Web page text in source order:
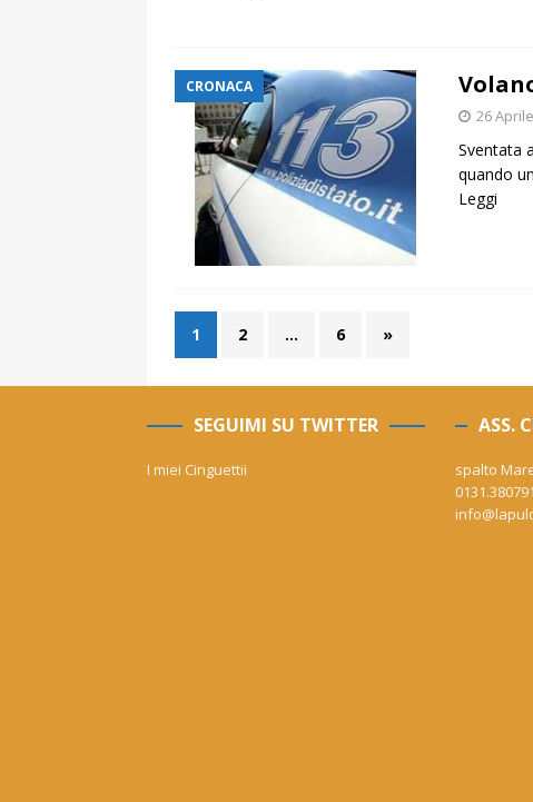
CRONACA
26
Sventata
quando
Leggi
1 2 … 6 »
SEGUIMI SU TWITTER
I miei Cinguettii
ASS.
spalto